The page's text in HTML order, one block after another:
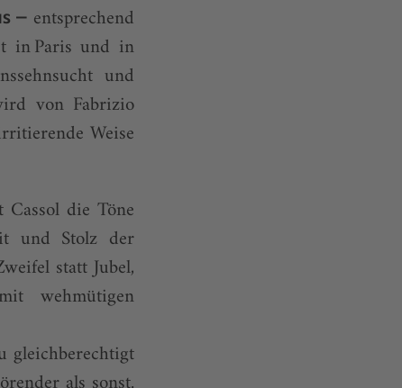
– entsprechend
in Paris und in
und
von Fabrizio
Weise
die Töne
und Stolz der
statt Jubel,
wehmütigen
gleichberechtigt